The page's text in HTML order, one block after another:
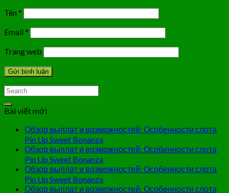
Tên *
Email *
Trang web
Bài viết mới
Обзор выплат и возможностей: Особенности слота
Pin Up Sweet Bonanza
Обзор выплат и возможностей: Особенности слота
Pin Up Sweet Bonanza
Обзор выплат и возможностей: Особенности слота
Pin Up Sweet Bonanza
Обзор выплат и возможностей: Особенности слота